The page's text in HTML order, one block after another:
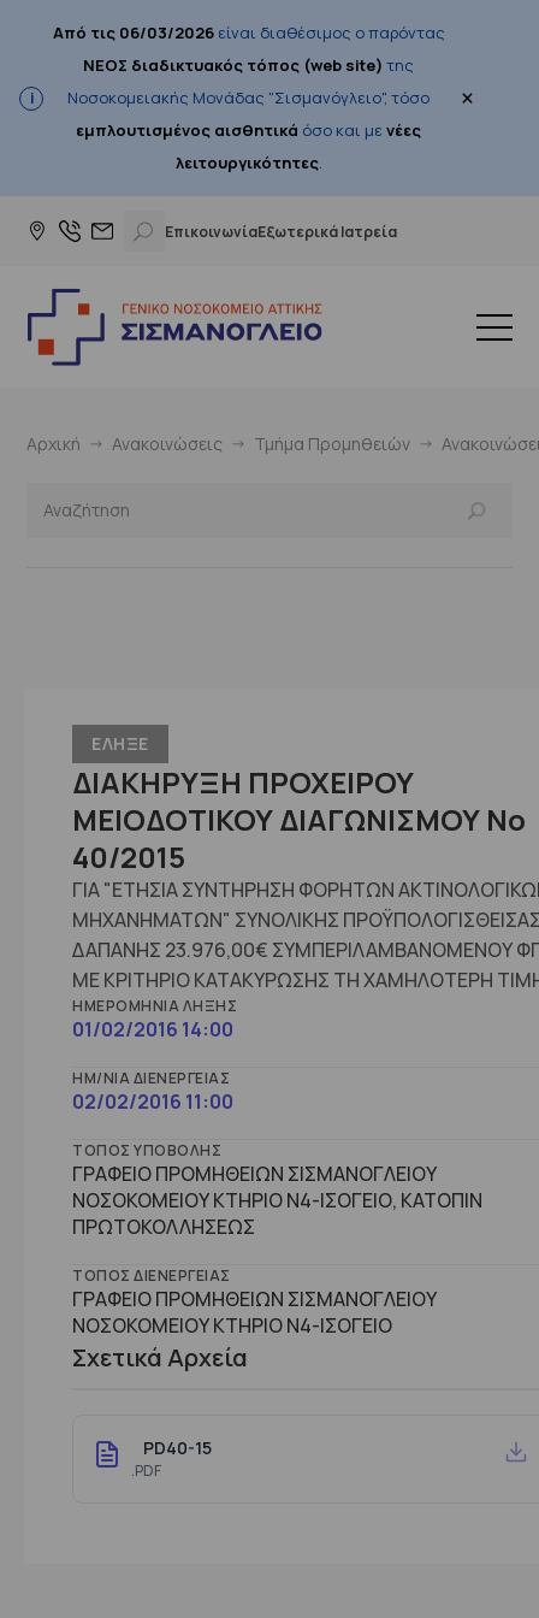
Από τις 06/03/2026είναι διαθέσιμος ο παρόντας
ΝΕΟΣ διαδικτυακός τόπος (web site) της
Νοσοκομειακής Μονάδας "Σισμανόγλειο", τόσο
εμπλουτισμένος αισθητικά όσο και μενέες
λειτουργικότητες.
×
ΕπικοινωνίαΕξωτερικά Ιατρεία
Αρχική Ανακοινώσεις Τμήμα Προμηθειών
ΕΛΗΞΕ
ΔΙΑΚΗΡΥΞΗ ΠΡΟΧΕΙΡΟΥ
ΜΕΙΟΔΟΤΙΚΟΥ ΔΙΑΓΩΝΙΣΜΟΥ Νο
40/2015
ΓΙΑ "ΕΤΗΣΙΑ ΣΥΝΤΗΡΗΣΗ ΦΟΡΗΤΩΝ
ΜΗΧΑΝΗΜΑΤΩΝ" ΣΥΝΟΛΙΚΗΣ
ΔΑΠΑΝΗΣ 23.976,00€ ΣΥΜΠΕΡΙΛΑΜΒΑΝΟΜΕΝΟΥ
ΜΕ ΚΡΙΤΗΡΙΟ ΚΑΤΑΚΥΡΩΣΗΣ ΤΗ ΧΑΜΗΛΟΤΕΡΗ
ΗΜΕΡΟΜΗΝΊΑ ΛΉΞΗΣ
01/02/2016 14:00
ΗΜ/ΝΊΑ ΔΙΕΝΈΡΓΕΙΑΣ
02/02/2016 11:00
ΤΌΠΟΣ ΥΠΟΒΟΛΉΣ
ΓΡΑΦΕΙΟ ΠΡΟΜΗΘΕΙΩΝ ΣΙΣΜΑΝΟΓΛΕΙΟΥ
ΝΟΣΟΚΟΜΕΙΟΥ ΚΤΗΡΙΟ Ν4-ΙΣΟΓΕΙΟ, ΚΑΤΟΠΙΝ
ΠΡΩΤΟΚΟΛΛΗΣΕΩΣ
ΤΌΠΟΣ ΔΙΕΝΈΡΓΕΙΑΣ
ΓΡΑΦΕΙΟ ΠΡΟΜΗΘΕΙΩΝ ΣΙΣΜΑΝΟΓΛΕΙΟΥ
ΝΟΣΟΚΟΜΕΙΟΥ ΚΤHΡΙΟ Ν4-ΙΣΟΓΕΙΟ
Σχετικά Αρχεία
PD40-15
.PDF